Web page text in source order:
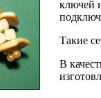
ключей
Такие
В